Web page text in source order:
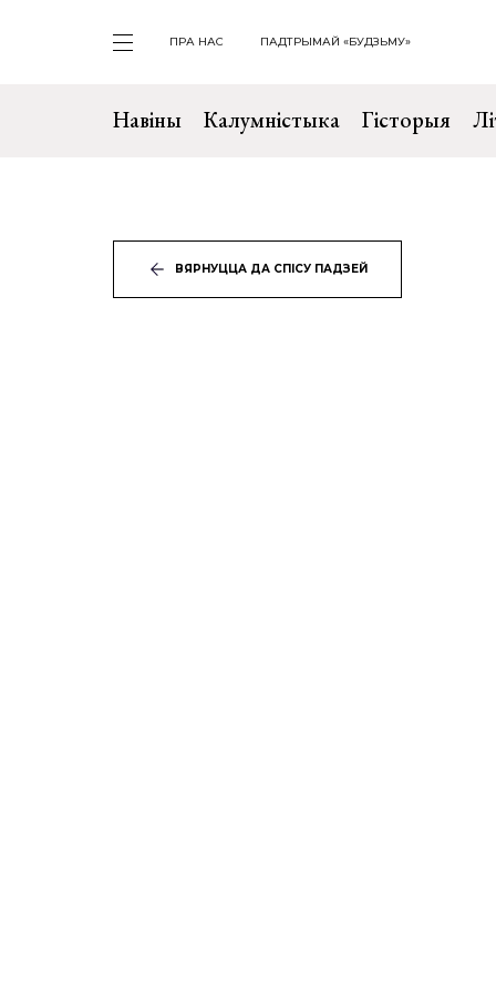
ПРА НАС ПАДТРЫМАЙ «БУДЗЬМУ»
Навіны Калумністыка Гісторыя
ВЯРНУЦЦА ДА СПІСУ ПАДЗЕЙ